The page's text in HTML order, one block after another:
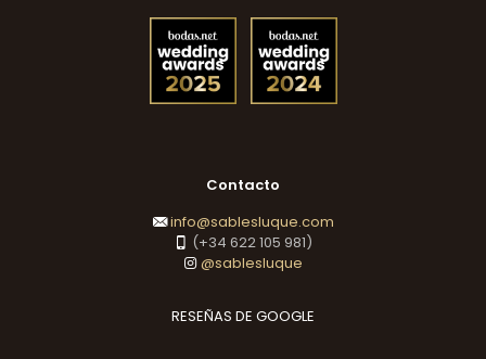
Contacto
info@sablesluque.com
(+34 622 105 981)
@sablesluque
RESEÑAS DE GOOGLE